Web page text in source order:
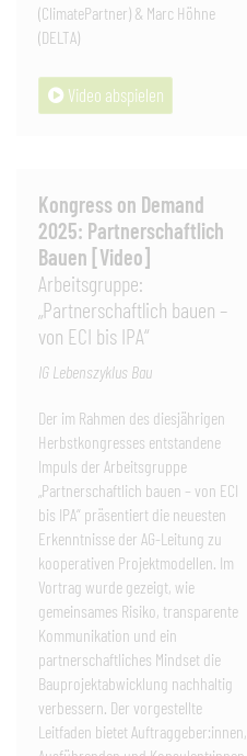
(ClimatePartner) & Marc Höhne
(DELTA)
Video abspielen
Kongress on Demand
2025: Partnerschaftlich
Bauen [Video]
Arbeitsgruppe:
„Partnerschaftlich bauen –
von ECI bis IPA“
IG Lebenszyklus Bau
Der im Rahmen des diesjährigen
Herbstkongresses entstandene
Impuls der Arbeitsgruppe
„Partnerschaftlich bauen – von ECI
bis IPA“ präsentiert die neuesten
Erkenntnisse der AG-Leitung zu
kooperativen Projektmodellen. Im
Vortrag wurde gezeigt, wie
gemeinsames Risiko, transparente
Kommunikation und ein
partnerschaftliches Mindset die
Bauprojektabwicklung nachhaltig
verbessern. Der vorgestellte
Leitfaden bietet Auftraggeber:innen,